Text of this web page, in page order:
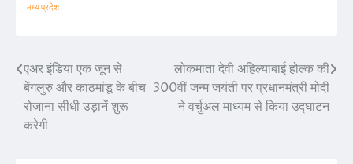
मध्य प्रदेश
Post
navigation
एअर इंडिया एक जून से
बेंगलुरु और काठमांडू के बीच
रोजाना सीधी उड़ानें शुरू
करेगी
लोकमाता देवी अहिल्याबाई होल्क की
300वीं जन्म जयंती पर प्रधानमंत्री मोदी
ने वर्चुअल माध्यम से किया उद्घाटन